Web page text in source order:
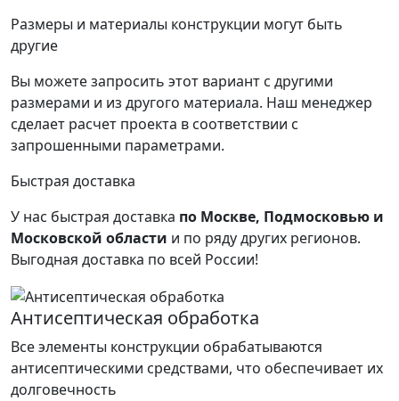
Размеры и материалы конструкции могут быть
другие
Вы можете запросить этот вариант с другими
размерами и из другого материала. Наш менеджер
сделает расчет проекта в соответствии с
запрошенными параметрами.
Быстрая доставка
У нас быстрая доставка по Москве, Подмосковью и
Московской области и по ряду других регионов.
Выгодная доставка по всей России!
Антисептическая обработка
Все элементы конструкции обрабатываются
антисептическими средствами, что обеспечивает их
долговечность